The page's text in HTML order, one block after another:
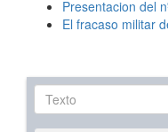
Presentacion del
El fracaso militar
Texto